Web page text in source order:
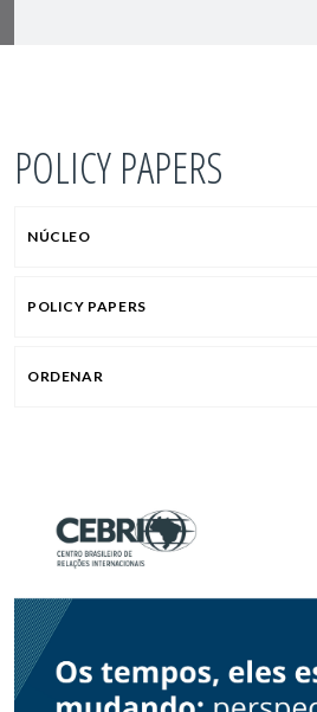
POLICY PAPERS
NÚCLEO
POLICY PAPERS
ORDENAR